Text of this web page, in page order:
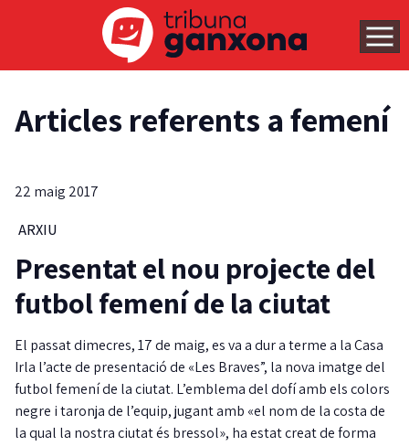
Articles referents a femení
22 maig 2017
ARXIU
Presentat el nou projecte del
futbol femení de la ciutat
El passat dimecres, 17 de maig, es va a dur a terme a la Casa
Irla l’acte de presentació de «Les Braves”, la nova imatge del
futbol femení de la ciutat. L’emblema del dofí amb els colors
negre i taronja de l’equip, jugant amb «el nom de la costa de
la qual la nostra ciutat és bressol», ha estat creat de forma